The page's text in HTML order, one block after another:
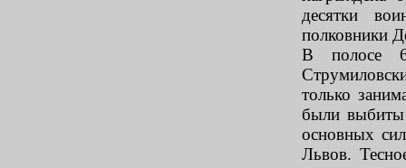
десятки
полковники
В полосе
только
были выбиты
основных
Львов.